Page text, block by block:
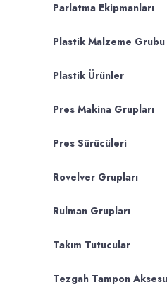
Parlatma Ekipmanları
Plastik Malzeme Grubu
Plastik Ürünler
Pres Makina Grupları
Pres Sürücüleri
Rovelver Grupları
Rulman Grupları
Takım Tutucular
Tezgah Tampon